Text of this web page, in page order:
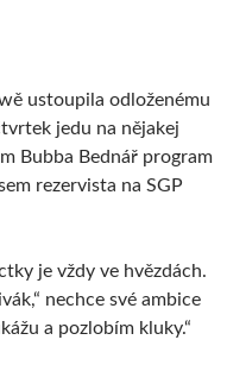
ustoupila odloženému
jedu na nějakej
Bubba Bednář program
rezervista na SGP
je vždy ve hvězdách.
nechce své ambice
a pozlobím kluky.“